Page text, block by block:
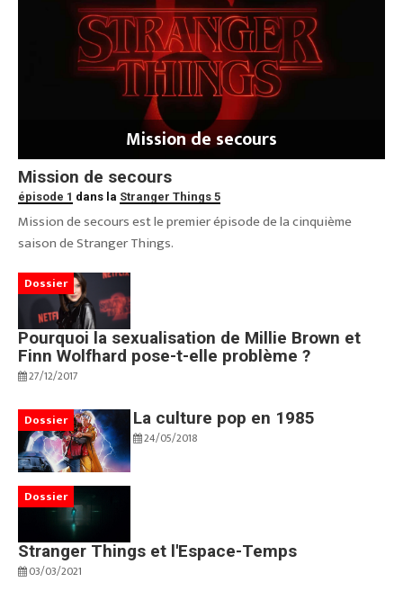
Mission de secours
Mission de secours
épisode 1 dans la Stranger Things 5
Mission de secours est le premier épisode de la cinquième
saison de Stranger Things.
Dossier
Pourquoi la sexualisation de Millie Brown et
Finn Wolfhard pose-t-elle problème ?
27/12/2017
Dossier La culture pop en 1985
24/05/2018
Dossier
Stranger Things et l'Espace-Temps
03/03/2021